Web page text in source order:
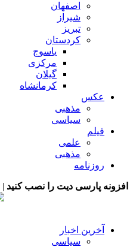
اصفهان
شیراز
تبریز
کردستان
یاسوج
مرکزی
گیلان
کرمانشاه
عکس
مذهبی
سیاسی
فیلم
علمی
مذهبی
روزنامه
افزونه پارسی دیت را نصب کنید |
آخرین اخبار
سیاسی